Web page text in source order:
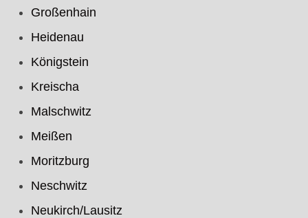
Großenhain
Heidenau
Königstein
Kreischa
Malschwitz
Meißen
Moritzburg
Neschwitz
Neukirch/Lausitz